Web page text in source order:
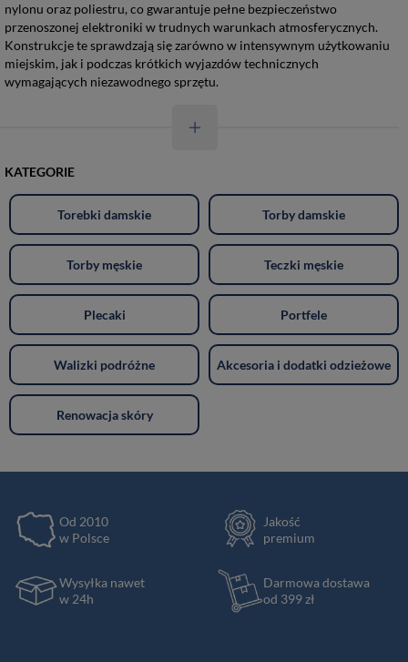
nylonu oraz poliestru, co gwarantuje pełne bezpieczeństwo
przenoszonej elektroniki w trudnych warunkach atmosferycznych.
Konstrukcje te sprawdzają się zarówno w intensywnym użytkowaniu
miejskim, jak i podczas krótkich wyjazdów technicznych
wymagających niezawodnego sprzętu.
KATEGORIE
Torebki damskie Torby damskie
Torby męskie Teczki męskie
Plecaki Portfele
Walizki podróżne Akcesoria i dodatki odzieżowe
Renowacja skóry
Od 2010
w Polsce
Jakość
premium
Wysyłka nawet
w 24h
Darmowa dostawa
od 399 zł